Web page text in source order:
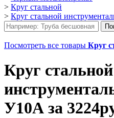
> Круг стальной
> Круг стальной
Посмотреть все товары Круг
Круг стальной
У10А за